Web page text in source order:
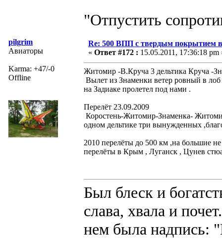
"Отпустить
pilgrim
Авиаторы
Karma: +47/-0
Offline
Re: 500 ВПП с твердым покрытием
« Ответ #172 : 15.05.2011, 17:36:18 pm
Житомир -В.Круча 3 дельтика Круча -
Вылет из Знаменки ветер ровный в
на Задиаке пролетел под нами .
Перелёт 23.09.2009
Коростень-Житомир-Знаменка-
одном дельтике три вынужденных
2010 перелёты до 500 км ,на большие не
перелёты в Крым , Луганск , Цунев
Был блеск и
слава, хвала и
нем была надпись: